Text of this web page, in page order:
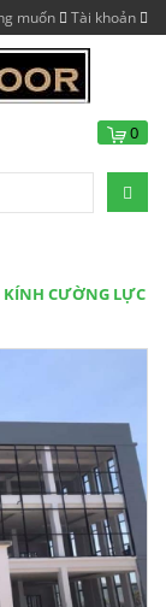
muốn Tài khoản
0
CƯỜNG LỰC